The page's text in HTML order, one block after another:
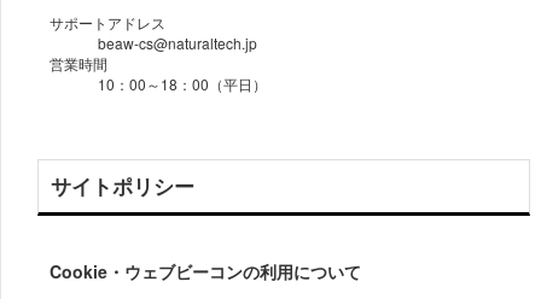
サポートアドレス
beaw-cs@naturaltech.jp
営業時間
10：00～18：00（平日）
サイトポリシー
Cookie・ウェブビーコンの利用について